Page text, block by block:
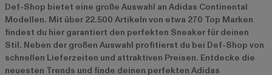
Def-Shop bietet eine große Auswahl an Adidas Continental
Modellen. Mit über 22.500 Artikeln von etwa 270 Top Marken
findest du hier garantiert den perfekten Sneaker für deinen
Stil. Neben der großen Auswahl profitierst du bei Def-Shop von
schnellen Lieferzeiten und attraktiven Preisen. Entdecke die
neuesten Trends und finde deinen perfekten Adidas